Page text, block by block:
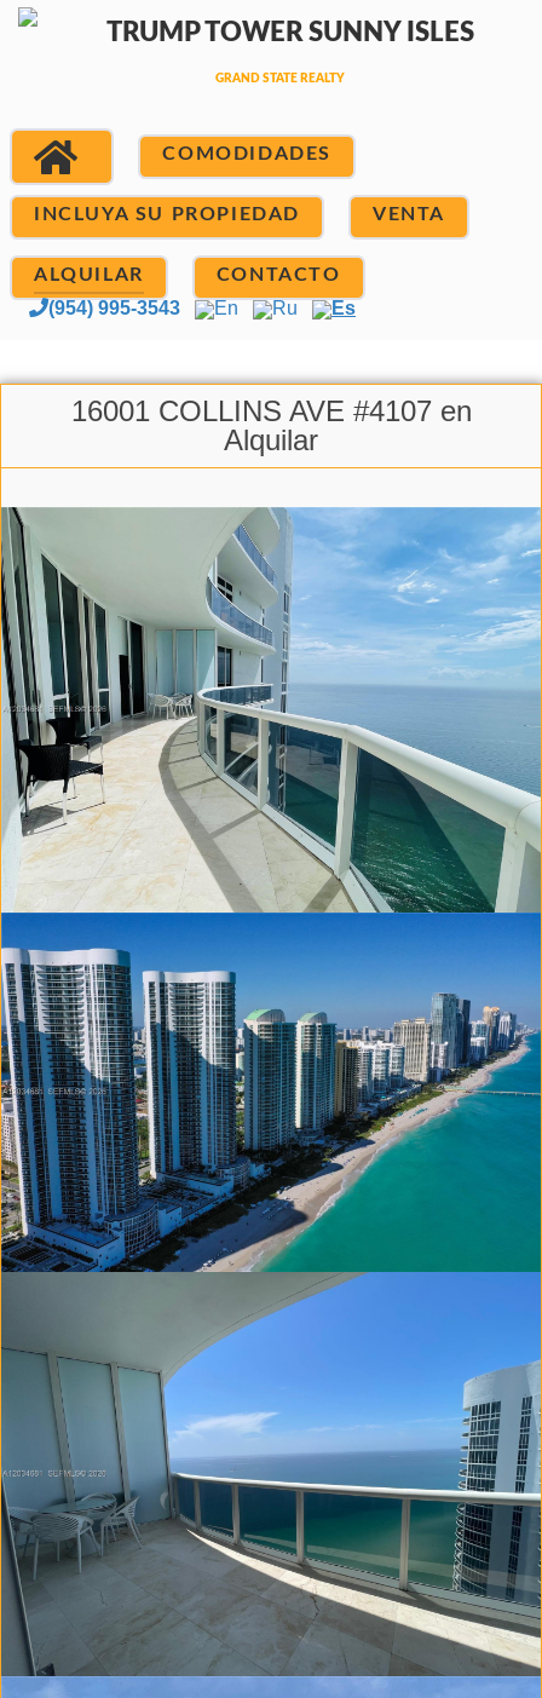
COMODIDADES
INCLUYA SU PROPIEDAD VENTA
ALQUILAR CONTACTO
(954) 995-3543 En Ru Es
16001 COLLINS AVE #4107 en
Alquilar